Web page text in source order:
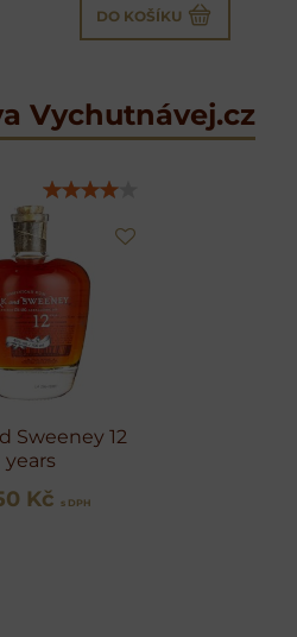
DO KOŠÍKU
Vychutnávej.cz
Sweeney 12
years
Kč s DPH